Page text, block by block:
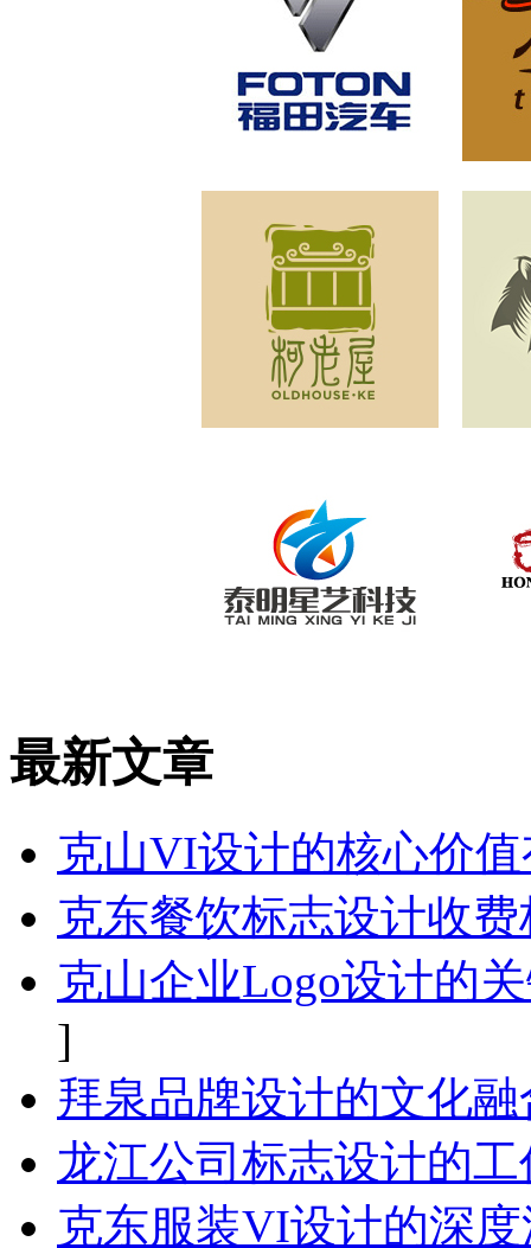
最新文章
克山VI设计的核心价
克东餐饮标志设计收
克山企业Logo设计的
]
拜泉品牌设计的文化
龙江公司标志设计的
克东服装VI设计的深